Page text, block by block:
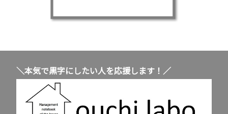
＼本気で黒字にしたい人を応援します！／